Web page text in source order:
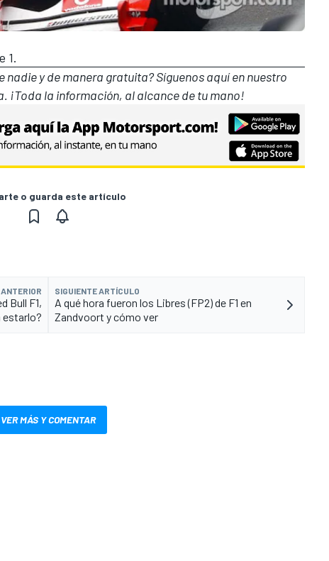
1.
nadie y de manera gratuita? Síguenosaquí en nuestro
¡Toda la información, al alcance de tu mano!
o guarda este artículo
Bull F1,
estarlo?
SIGUIENTE ARTÍCULO
A qué hora fueron los Libres (FP2) de F1 en
Zandvoort y cómo ver
VER MÁS Y COMENTAR